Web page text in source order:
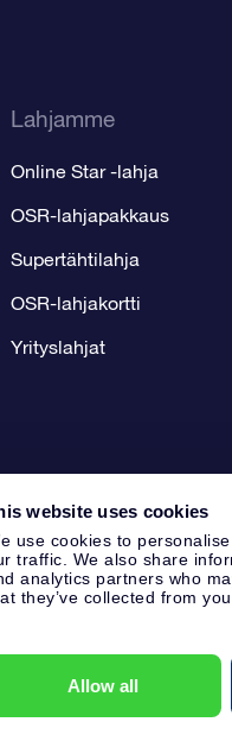
website uses cookies
use cookies to
traffic. We also share
analytics partners who
they’ve collected from
Allow all
Lahjamme
Online Star -lahja
OSR-lahjapakkaus
Supertähtilahja
OSR-lahjakortti
Yrityslahjat
60333553, VAT: NL